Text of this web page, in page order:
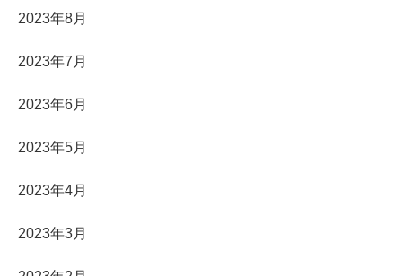
2023年8月
2023年7月
2023年6月
2023年5月
2023年4月
2023年3月